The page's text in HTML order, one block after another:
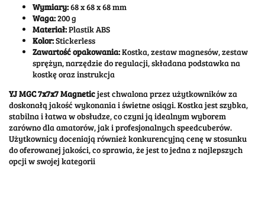
Wymiary:68 x 68 x 68 mm
Waga:200 g
Materiał:Plastik ABS
Kolor:Stickerless
Zawartość opakowania:Kostka, zestaw magnesów, zestaw
sprężyn, narzędzie do regulacji, składana podstawka na
kostkę oraz instrukcja
YJ MGC 7x7x7 Magneticjest chwalona przez użytkowników za
doskonałą jakość wykonania i świetne osiągi. Kostka jest szybka,
stabilna i łatwa w obsłudze, co czyni ją idealnym wyborem
zarówno dla amatorów, jak i profesjonalnych speedcuberów.
Użytkownicy doceniają również konkurencyjną cenę w stosunku
do oferowanej jakości, co sprawia, że jest to jedna z najlepszych
opcji w swojej kategorii​